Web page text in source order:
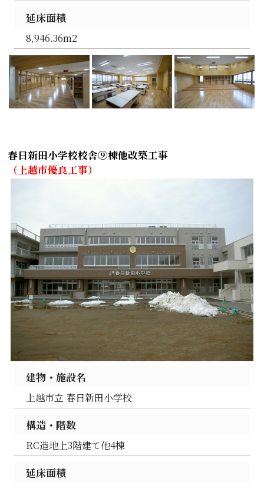
延床面積
8,946.36m2
春日新田小学校校舎⑨棟他改築工事
（上越市優良工事）
建物・施設名
上越市立 春日新田小学校
構造・階数
RC造地上3階建て他4棟
延床面積